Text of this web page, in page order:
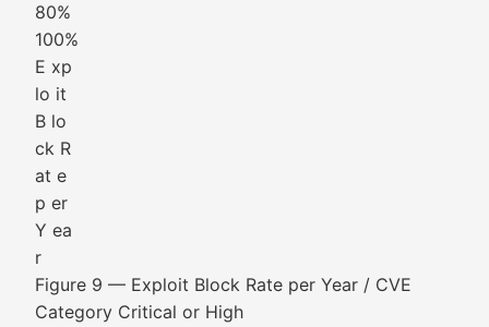
80%
100%
E xp
lo it
B lo
ck R
at e
p er
Y ea
r
Figure 9 — Exploit Block Rate per Year / CVE
Category Critical or High